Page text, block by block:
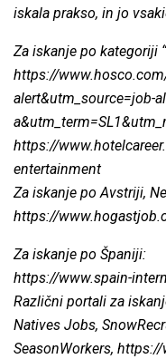
iskala prakso, in jo
Za iskanje po kategoriji
https://
alert&utm_source=job-
https://
entertainment
Za iskanje po Avstriji,
https://
Za iskanje po Španiji:
https://www.spain-
Različni portali za
Natives Jobs,
SeasonWorkers, https://